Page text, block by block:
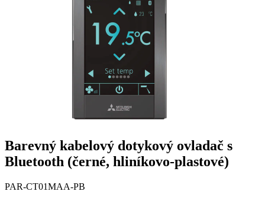
Barevný kabelový dotykový ovladač s
Bluetooth (černé, hliníkovo-plastové)
PAR-CT01MAA-PB